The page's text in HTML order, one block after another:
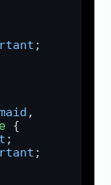
;
,
{
;
;